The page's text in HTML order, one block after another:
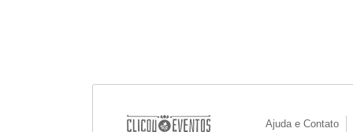
Ajuda e Contato